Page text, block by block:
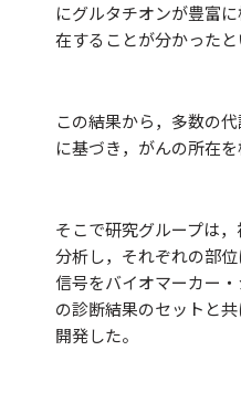
にグルタチオンが豊富
在することが分かったと
この結果から，多数の
に基づき，がんの所在
そこで研究グループは
分析し，それぞれの部
信号をバイオマーカー
の診断結果のセットと
開発した。